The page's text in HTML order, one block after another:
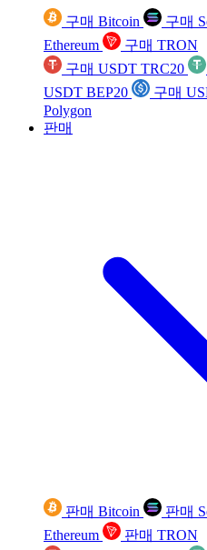
구매 Bitcoin 구매
Ethereum
구매 TRON
구매 USDT TRC20
USDT BEP20
구매
Polygon
판매
판매 Bitcoin 판매
Ethereum
판매 TRON